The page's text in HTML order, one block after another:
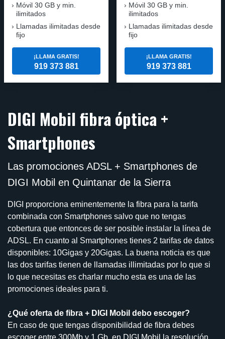
Móvil 30 GB y min.
ilimitados
Llamadas ilimitadas desde
fijo
¡LLAMA GRATIS!
919 373 881
Móvil 30 GB y min.
ilimitados
Llamadas ilimitadas desde
fijo
¡LLAMA GRATIS!
919 373 881
DIGI Mobil fibra óptica +
Smartphones
Las promociones ADSL + Smartphones de
DIGI Mobil en Quintanar de la Sierra
DIGI proporciona eminentemente la fibra para la tarifa
combinada con Smartphones salvo que no tengas
cobertura que entonces de ser posible instalar la línea de
ADSL. En cuanto al Smartphones tienes 2 tarifas de datos
disponibles: 10Gigas y 20Gigas. La buena noticia es que
las dos tarifas tienen de llamadas illimitadas por lo que si
lo que necesitas es charlar mucho esta es una de las
promociones ideales para ti.
¿Qué oferta de fibra + DIGI Mobil debo escoger?
En caso de que tengas disponibilidad de fibra debes